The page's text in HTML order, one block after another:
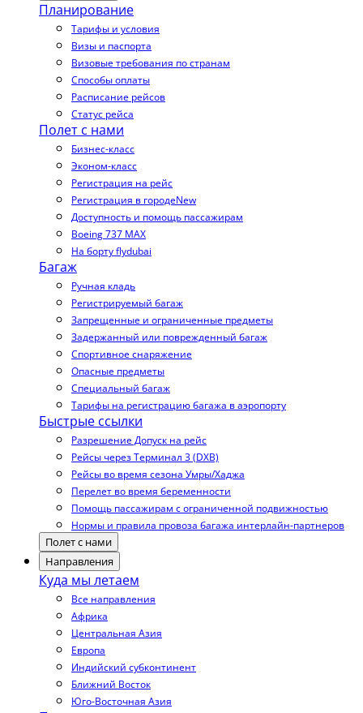
Планирование
Тарифы и условия
Визы и паспорта
Визовые требования по странам
Способы оплаты
Расписание рейсов
Статус рейса
Полет с нами
Бизнес-класс
Эконом-класс
Регистрация на рейс
Регистрация в городеNew
Доступность и помощь пассажирам
Boeing 737 MAX
На борту flydubai
Багаж
Ручная кладь
Регистрируемый багаж
Запрещенные и ограниченные предметы
Задержанный или поврежденный багаж
Спортивное снаряжение
Опасные предметы
Специальный багаж
Тарифы на регистрацию багажа в аэропорту
Быстрые ссылки
Разрешение Допуск на рейс
Рейсы через Терминал 3 (DXB)
Рейсы во время сезона Умры/Хаджа
Перелет во время беременности
Помощь пассажирам с ограниченной подвижностью
Нормы и правила провоза багажа интерлайн-партнеров
Полет с нами
Направления
Куда мы летаем
Все направления
Африка
Центральная Азия
Европа
Индийский субконтинент
Ближний Восток
Юго-Восточная Азия